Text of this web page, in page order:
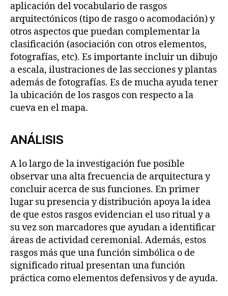
aplicación del vocabulario de rasgos
arquitectónicos (tipo de rasgo o acomodación) y
otros aspectos que puedan complementar la
clasificación (asociación con otros elementos,
fotografías, etc). Es importante incluir un dibujo
a escala, ilustraciones de las secciones y plantas
además de fotografías. Es de mucha ayuda tener
la ubicación de los rasgos con respecto a la
cueva en el mapa.
ANÁLISIS
A lo largo de la investigación fue posible
observar una alta frecuencia de arquitectura y
concluir acerca de sus funciones. En primer
lugar su presencia y distribución apoya la idea
de que estos rasgos evidencian el uso ritual y a
su vez son marcadores que ayudan a identificar
áreas de actividad ceremonial. Además, estos
rasgos más que una función simbólica o de
significado ritual presentan una función
práctica como elementos defensivos y de ayuda.